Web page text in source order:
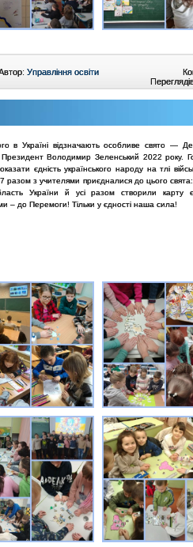
Управління освіти
в Україні відзначають особливе свято —
Президент Володимир Зеленський 2022 року.
єдність українського народу на тлі
з учителями приєдналися до цього свята:
України й усі разом створили карту
­– до Перемоги! Тільки у єдності наша сила!